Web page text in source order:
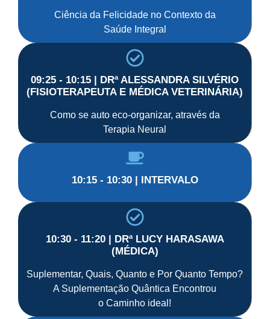
Ciência da Felicidade no Contexto da
Saúde Integral
09:25 - 10:15 | DRª ALESSANDRA SILVÉRIO
(FISIOTERAPEUTA E MÉDICA VETERINÁRIA)
Como se auto eco-organizar, através da
Terapia Neural
10:15 - 10:30 | INTERVALO
10:30 - 11:20 | DRª LUCY HARASAWA
(MÉDICA)
Suplementar, Quais, Quanto e Por Quanto Tempo?
A Suplementação Quântica Encontrou
o Caminho ideal!